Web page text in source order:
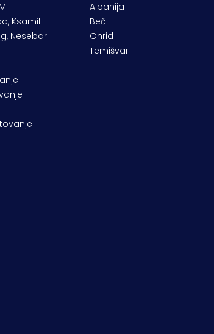
Ksamil
Nesebar
Albanija
Beč
Ohrid
Temišvar